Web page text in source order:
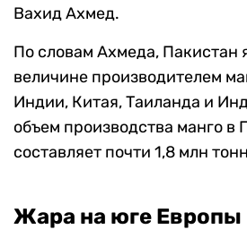
Вахид Ахмед.
По словам Ахмеда, Пакистан
величине производителем
Индии, Китая, Таиланда и
объем производства манго в
составляет почти 1,8 млн
Жара на юге Европы